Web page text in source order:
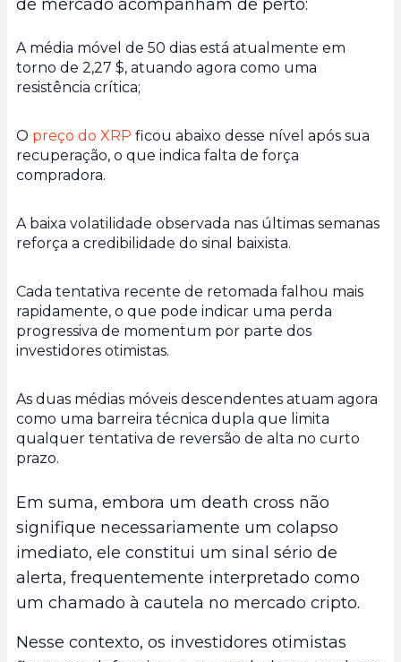
de mercado acompanham de perto:
A média móvel de 50 dias está atualmente em
torno de 2,27 $, atuando agora como uma
resistência crítica;
O preço do XRP ficou abaixo desse nível após sua
recuperação, o que indica falta de força
compradora.
A baixa volatilidade observada nas últimas semanas
reforça a credibilidade do sinal baixista.
Cada tentativa recente de retomada falhou mais
rapidamente, o que pode indicar uma perda
progressiva de momentum por parte dos
investidores otimistas.
As duas médias móveis descendentes atuam agora
como uma barreira técnica dupla que limita
qualquer tentativa de reversão de alta no curto
prazo.
Em suma, embora um death cross não
signifique necessariamente um colapso
imediato, ele constitui um sinal sério de
alerta, frequentemente interpretado como
um chamado à cautela no mercado cripto.
Nesse contexto, os investidores otimistas